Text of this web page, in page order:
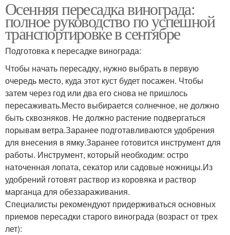
Осенняя пересадка винограда:
полное руководство по успешной
транспортировке в сентябре
Подготовка к пересадке винограда:
Чтобы начать пересадку, нужно выбрать в первую
очередь место, куда этот куст будет посажен. Чтобы
затем через год или два его снова не пришлось
пересаживать.Место выбирается солнечное, не должно
быть сквозняков. Не должно растение подвергаться
порывам ветра.Заранее подготавливаются удобрения
для внесения в ямку.Заранее готовится инструмент для
работы. Инструмент, который необходим: остро
наточенная лопата, секатор или садовые ножницы.Из
удобрений готовят раствор из коровяка и раствор
марганца для обеззараживания.
Специалисты рекомендуют придерживаться основных
приемов пересадки старого винограда (возраст от трех
лет):